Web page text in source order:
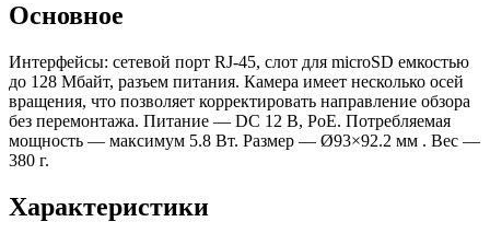
Основное
Интерфейсы: сетевой порт RJ-45, слот для microSD емкостью
до 128 Мбайт, разъем питания. Камера имеет несколько осей
вращения, что позволяет корректировать направление обзора
без перемонтажа. Питание — DC 12 В, PoE. Потребляемая
мощность — максимум 5.8 Вт. Размер — Ø93×92.2 мм . Вес —
380 г.
Характеристики